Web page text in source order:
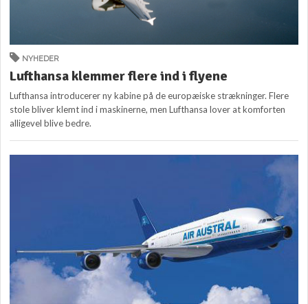
NYHEDER
Lufthansa klemmer flere ind i flyene
Lufthansa introducerer ny kabine på de europæiske strækninger. Flere
stole bliver klemt ind i maskinerne, men Lufthansa lover at komforten
alligevel blive bedre.